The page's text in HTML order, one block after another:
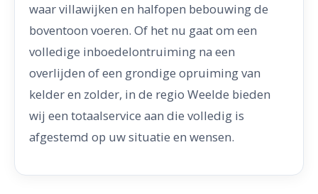
waar villawijken en halfopen bebouwing de
boventoon voeren. Of het nu gaat om een
volledige inboedelontruiming na een
overlijden of een grondige opruiming van
kelder en zolder, in de regio Weelde bieden
wij een totaalservice aan die volledig is
afgestemd op uw situatie en wensen.